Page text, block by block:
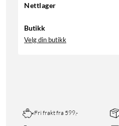
Nettlager
Butikk
Velg din butikk
Fri frakt fra 599,-